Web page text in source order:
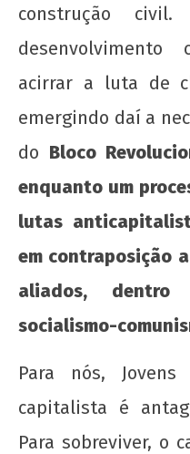
construção
acirrar a luta de
emergindo daí a
do Bloco
enquanto um
lutas
em contraposição
aliados,
socialismo-
Para nós,
capitalista é
Para sobreviver, o